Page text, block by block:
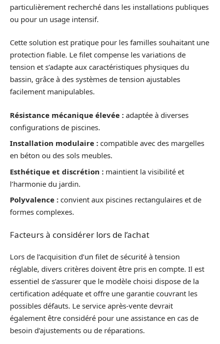
particulièrement recherché dans les installations publiques
ou pour un usage intensif.
Cette solution est pratique pour les familles souhaitant une
protection fiable. Le filet compense les variations de
tension et s’adapte aux caractéristiques physiques du
bassin, grâce à des systèmes de tension ajustables
facilement manipulables.
Résistance mécanique élevée : adaptée à diverses
configurations de piscines.
Installation modulaire : compatible avec des margelles
en béton ou des sols meubles.
Esthétique et discrétion : maintient la visibilité et
l’harmonie du jardin.
Polyvalence : convient aux piscines rectangulaires et de
formes complexes.
Facteurs à considérer lors de l’achat
Lors de l’acquisition d’un filet de sécurité à tension
réglable, divers critères doivent être pris en compte. Il est
essentiel de s’assurer que le modèle choisi dispose de la
certification adéquate et offre une garantie couvrant les
possibles défauts. Le service après-vente devrait
également être considéré pour une assistance en cas de
besoin d’ajustements ou de réparations.